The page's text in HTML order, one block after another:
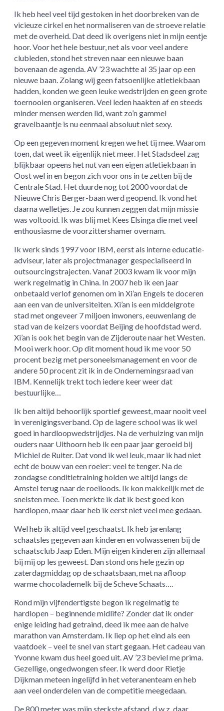
Ik heb heel veel tijd gestoken in het doorbreken van de
vicieuze cirkel en het normaliseren van de stroeve relatie
met de overheid. Dat deed ik overigens niet in mijn eentje
hoor. Voor het hele bestuur, net als voor veel andere
clubleden, stond het streven naar een nieuwe baan
bovenaan de agenda. AV ’23 wachtte al 35 jaar op een
nieuwe baan. Zolang wij geen fatsoenlijke atletiekbaan
hadden, konden we geen leuke wedstrijden en geen grote
toernooien organiseren. Veel leden haakten af en steeds
minder mensen werden lid, want zo’n gammel
gravelbaantje is nu eenmaal absoluut niet sexy.
Op een gegeven moment kregen we het tij mee. Waarom
toen, dat weet ik eigenlijk niet meer. Het Stadsdeel zag
blijkbaar opeens het nut van een eigen atletiekbaan in
Oost wel in en begon zich voor ons in te zetten bij de
Centrale Stad. Het duurde nog tot 2000 voordat de
Nieuwe Chris Berger-baan werd geopend. Ik vond het
daarna welletjes. Je zou kunnen zeggen dat mijn missie
was voltooid. Ik was blij met Kees Elsinga die met veel
enthousiasme de voorzittershamer overnam.
Ik werk sinds 1997 voor IBM, eerst als interne educatie-
adviseur, later als projectmanager gespecialiseerd in
outsourcingstrajecten. Vanaf 2003 kwam ik voor mijn
werk regelmatig in China. In 2007 heb ik een jaar
onbetaald verlof genomen om in Xi’an Engels te doceren
aan een van de universiteiten. Xi’an is een middelgrote
stad met ongeveer 7 miljoen inwoners, eeuwenlang de
stad van de keizers voordat Beijing de hoofdstad werd.
Xi’an is ook het begin van de Zijderoute naar het Westen.
Mooi werk hoor. Op dit moment houd ik me voor 50
procent bezig met personeelsmanagement en voor de
andere 50 procent zit ik in de Ondernemingsraad van
IBM. Kennelijk trekt toch iedere keer weer dat
bestuurlijke…
Ik ben altijd behoorlijk sportief geweest, maar nooit veel
in verenigingsverband. Op de lagere school was ik wel
goed in hardloopwedstrijdjes. Na de verhuizing van mijn
ouders naar Uithoorn heb ik een paar jaar geroeid bij
Michiel de Ruiter. Dat vond ik wel leuk, maar ik had niet
echt de bouw van een roeier: veel te tenger. Na de
zondagse conditietraining holden we altijd langs de
Amstel terug naar de roeiloods. Ik kon makkelijk met de
snelsten mee. Toen merkte ik dat ik best goed kon
hardlopen, maar daar heb ik eerst niet veel mee gedaan.
Wel heb ik altijd veel geschaatst. Ik heb jarenlang
schaatsles gegeven aan kinderen en volwassenen bij de
schaatsclub Jaap Eden. Mijn eigen kinderen zijn allemaal
bij mij op les geweest. Dan stond ons hele gezin op
zaterdagmiddag op de schaatsbaan, met na afloop
warme chocolademelk bij de Scheve Schaats….
Rond mijn vijfendertigste begon ik regelmatig te
hardlopen – beginnende midlife? Zonder dat ik onder
enige leiding had getraind, deed ik mee aan de halve
marathon van Amsterdam. Ik liep op het eind als een
vaatdoek – veel te snel van start gegaan. Het cadeau van
Yvonne kwam dus heel goed uit. AV ’23 beviel me prima.
Gezellige, ongedwongen sfeer. Ik werd door Rietje
Dijkman meteen ingelijfd in het veteranenteam en heb
aan veel onderdelen van de competitie meegedaan.
De 800 meter was mijn sterkste afstand, d.w.z. daar